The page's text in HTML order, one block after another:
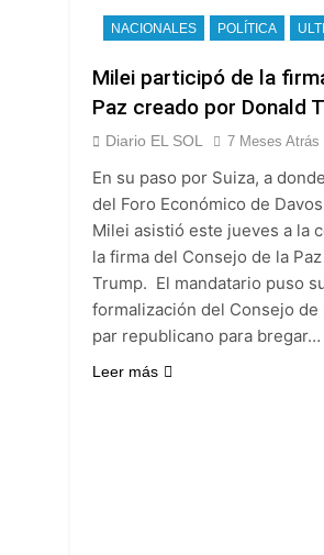
NACIONALES POLÍTICA
Milei participó de la
Paz creado por Donald
Diario EL SOL 7 Meses Atrás
En su paso por Suiza, a
del Foro Económico de
Milei asistió este jueves a la
la firma del Consejo de la
Trump. El mandatario puso
formalización del Consejo de
par republicano para bregar…
Leer más